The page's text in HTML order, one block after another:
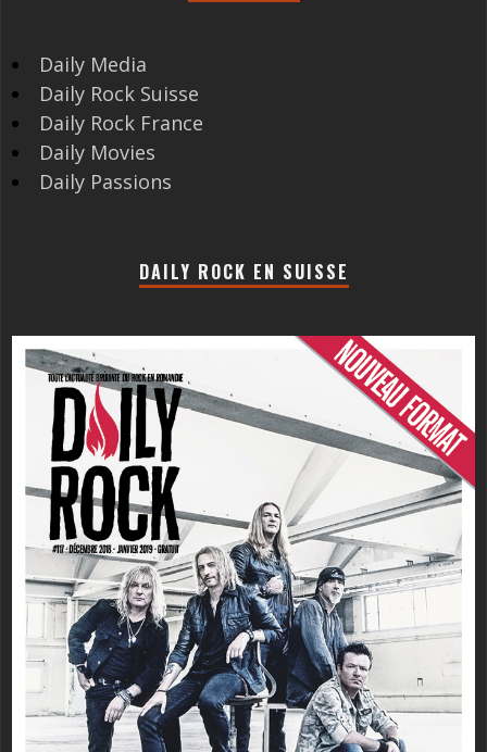
Daily Media
Daily Rock Suisse
Daily Rock France
Daily Movies
Daily Passions
DAILY ROCK EN SUISSE